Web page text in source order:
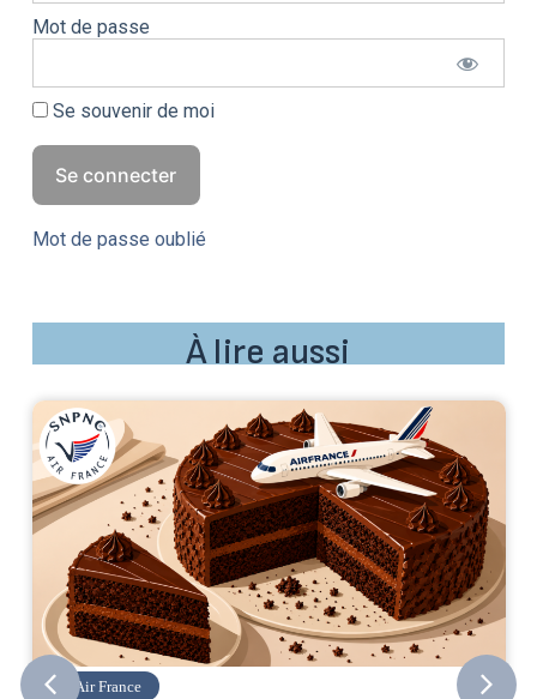
Mot de passe
Se souvenir de moi
Mot de passe oublié
À lire aussi
Air France